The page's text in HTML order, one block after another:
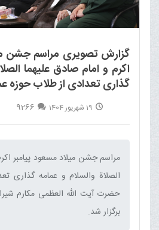
گزارش تصویری مراسم جشن
اکرم و امام صادق علیهما
گذاری تعدادی از طلاب حوزه
19 شهریور 1404 9266
مراسم جشن میلاد مسعود پیامبر
الصلاة والسلام و عمامه گذاری
حضرت آیت الله العظمی مکارم
برگزار شد.‌